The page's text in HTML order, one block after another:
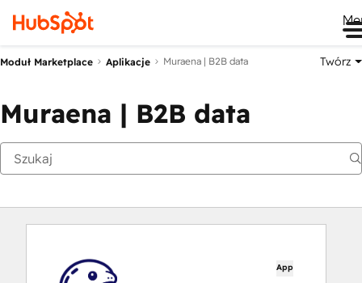
Moduł Marketplace Aplikacje Muraena | B2B data Twórz
Muraena | B2B data
App